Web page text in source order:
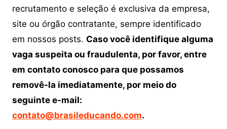
recrutamento e seleção é exclusiva da empresa,
site ou órgão contratante, sempre identificado
em nossos posts. Caso você identifique alguma
vaga suspeita ou fraudulenta, por favor, entre
em contato conosco para que possamos
removê-la imediatamente, por meio do
seguinte e-mail:
contato@brasileducando.com.